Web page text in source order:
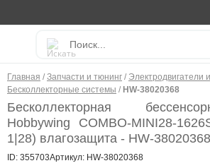
Главная / Запчасти и тюнинг / Электродвигатели
Бесколлекторные системы / HW-38020368
Бесколлекторная
Hobbywing COMBO-MINI28-
1|28) влагозащита - HW-38020368
ID: 355703Артикул: HW-38020368